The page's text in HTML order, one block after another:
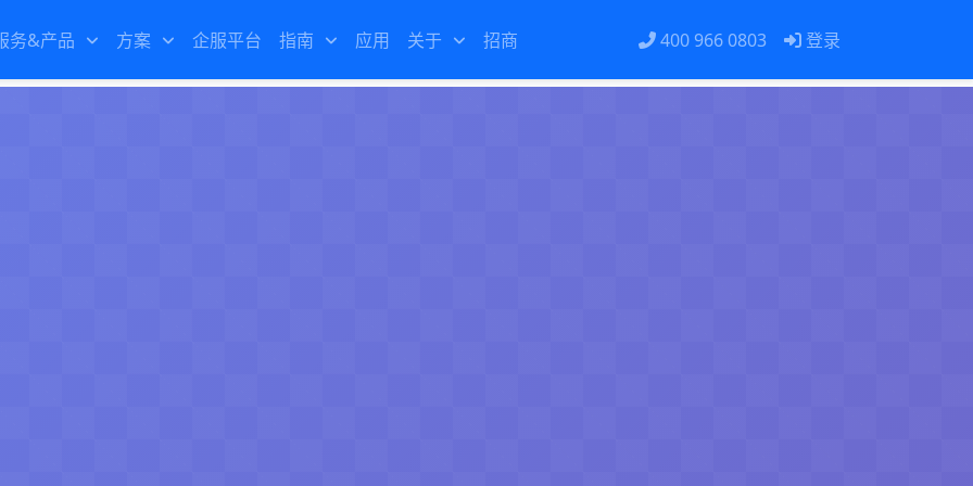
务&产品 方案 企服平台 指南 应用 关于 招商 400 966 0803 登录